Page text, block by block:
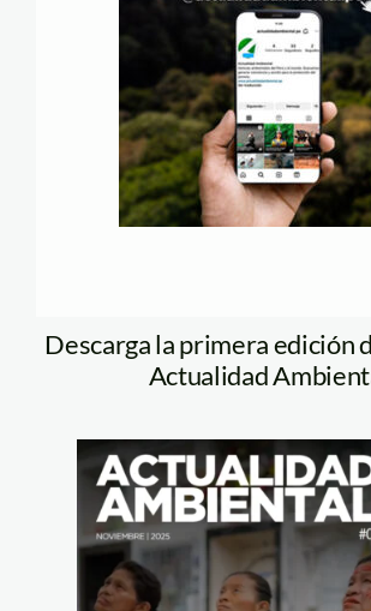
Descarga la primera edición
Actualidad